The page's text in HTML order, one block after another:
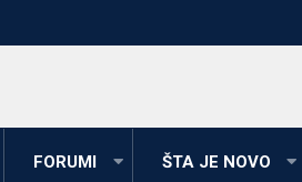
FORUMI ŠTA JE NOVO